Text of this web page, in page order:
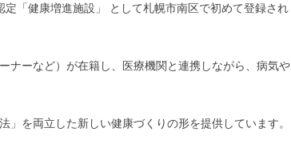
「健康増進施設」 として札幌市南区で初めて登録され
ナーなど）が在籍し、医療機関と連携しながら、病気や
を両立した新しい健康づくりの形を提供しています。